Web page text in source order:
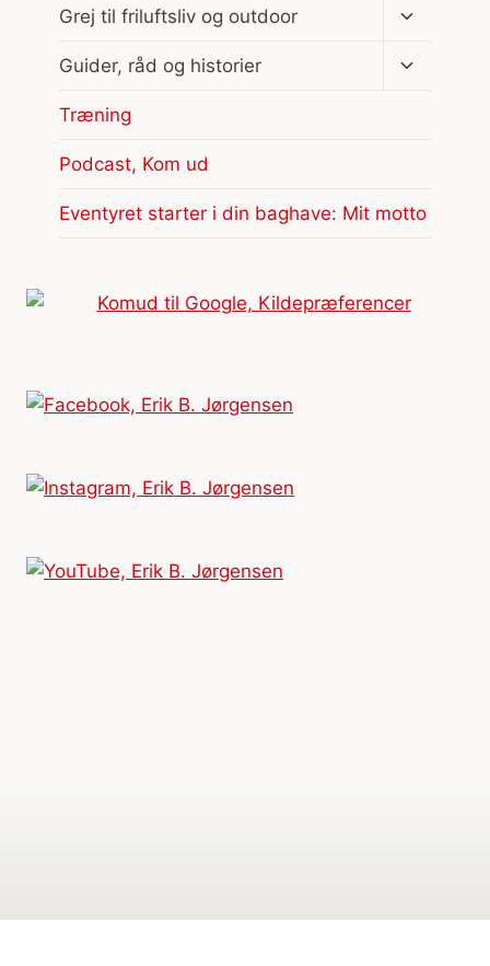
Grej til friluftsliv og outdoor
Skift
Guider, råd og historier
Skift
Træning
Podcast, Kom ud
Eventyret starter i din baghave: Mit motto